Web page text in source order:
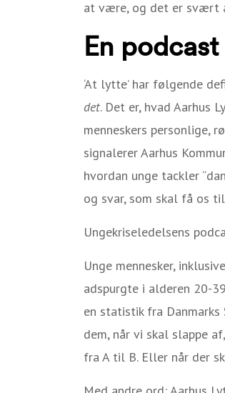
at være, og det er svært
En
‘At lytte’ har følgende
det. Det er, hvad Aarhus
menneskers
signalerer Aarhus
hvordan unge tackler
og svar, som skal få os
Ungekriseledelsens
Unge mennesker,
adspurgte i alderen 20-
en statistik fra
dem, når vi skal slappe
fra A til B. Eller når der